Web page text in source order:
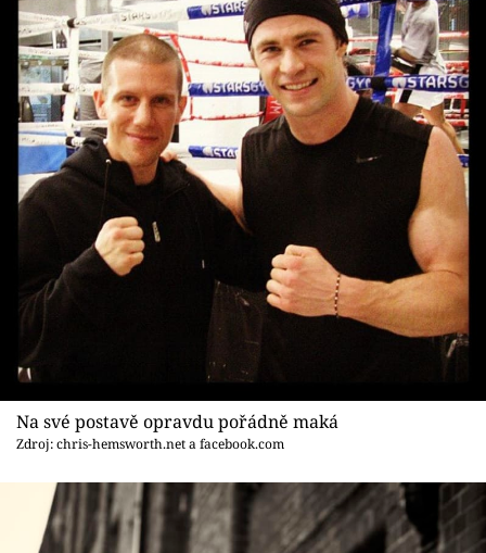
Na své postavě opravdu pořádně maká
Zdroj: chris-hemsworth.net a facebook.com